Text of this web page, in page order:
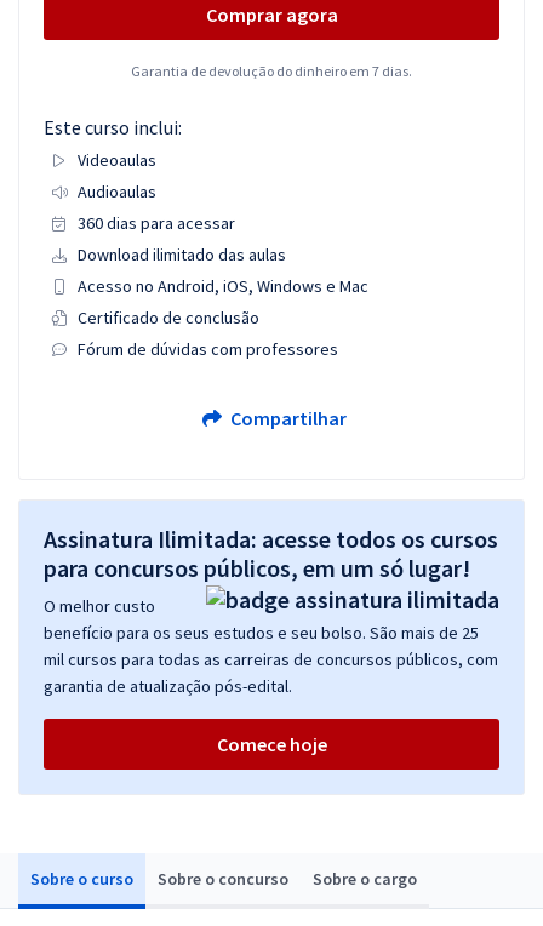
Sobre o curso Sobre o concurso Sobre o cargo
Comprar agora
Garantia de devolução do dinheiro em 7 dias.
Este curso inclui:
Videoaulas
Audioaulas
360 dias para acessar
Download ilimitado das aulas
Acesso no Android, iOS, Windows e Mac
Certificado de conclusão
Fórum de dúvidas com professores
Compartilhar
Assinatura Ilimitada: acesse todos os cursos
para concursos públicos, em um só lugar!
O melhor custo
benefício para os seus estudos e seu bolso. São mais de 25
mil cursos para todas as carreiras de concursos públicos, com
garantia de atualização pós-edital.
Comece hoje